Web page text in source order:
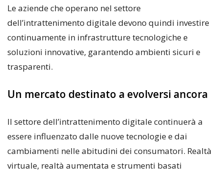
Le aziende che operano nel settore
dell’intrattenimento digitale devono quindi investire
continuamente in infrastrutture tecnologiche e
soluzioni innovative, garantendo ambienti sicuri e
trasparenti.
Un mercato destinato a evolversi ancora
Il settore dell’intrattenimento digitale continuerà a
essere influenzato dalle nuove tecnologie e dai
cambiamenti nelle abitudini dei consumatori. Realtà
virtuale, realtà aumentata e strumenti basati